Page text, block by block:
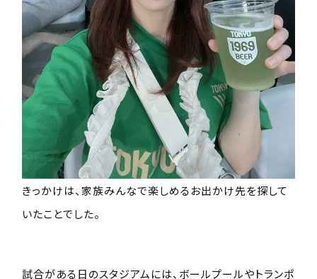
きっかけは、家族みんなで楽しめるお出かけ先を探して
いたことでした。
試合がある日のスタジアムには、ボールプールやトランポ